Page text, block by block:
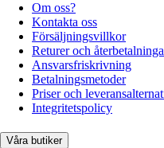
Om oss?
Kontakta oss
Försäljningsvillkor
Returer och
Ansvarsfriskrivning
Betalningsmetoder
Priser och
Integritetspolicy
Våra butiker